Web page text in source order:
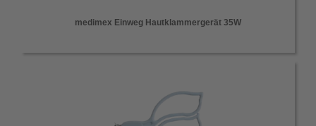
medimex Einweg Hautklammergerät 35W